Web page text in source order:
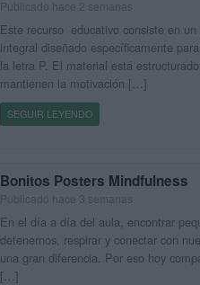
Este recurso educativo consiste en
integral diseñado específicamente
la letra P. El material está
mantienen la motivación […]
SEGUIR LEYENDO
Bonitos Posters Mindfulness
En el día a día del aula, encontrar
detenernos, respirar y conectar con
una gran diferencia. Por eso hoy
[…]